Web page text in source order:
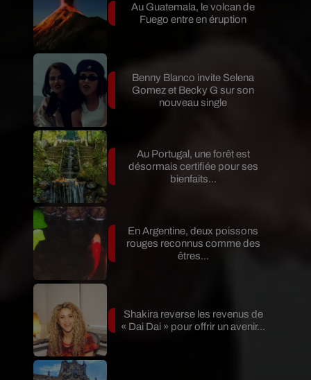
Au Guatemala, le volcan de
Fuego entre en éruption
Benny Blanco invite Selena
Gomez et Becky G sur son
nouveau single
Au Portugal, une forêt est
désormais certifiée pour ses
bienfaits...
En Argentine, deux poissons
rouges reconnus comme des
êtres...
Shakira reverse les revenus de
« Dai Dai » pour offrir un avenir...